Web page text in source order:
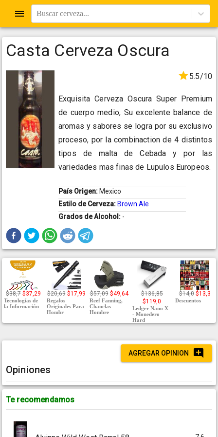
Buscar cerveza...
Casta Cerveza Oscura
5.5/10
Exquisita Cerveza Oscura Super Premium
de cuerpo medio, Su excelente balance de
aromas y sabores se logra por su exclusivo
proceso, por la combinaction de 4 distintos
tipos de malta de Cebada y por las
variedades mas finas de Lupulos Europeos.
País Origen: Mexico
Estilo de Cerveza: Brown Ale
Grados de Alcohol: -
$38,7 $37,29
Tecnologías de
la Información
$20,69 $17,99
Regalos
Originales Para
Hombr
$57,09 $49,64
Reef Fanning,
Chanclas
Hombre
$136,85
$119,0
Ledger Nano X
- Monedero
Hard
$14,0 $13,3
Descuentos
AGREGAR OPINION
Opiniones
Te recomendamos